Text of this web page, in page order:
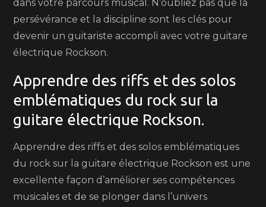
dans votre parcours musical. N’oubliez pas que la
persévérance et la discipline sont les clés pour
devenir un guitariste accompli avec votre guitare
électrique Rockson.
Apprendre des riffs et des solos
emblématiques du rock sur la
guitare électrique Rockson.
Apprendre des riffs et des solos emblématiques
du rock sur la guitare électrique Rockson est une
excellente façon d’améliorer ses compétences
musicales et de se plonger dans l’univers